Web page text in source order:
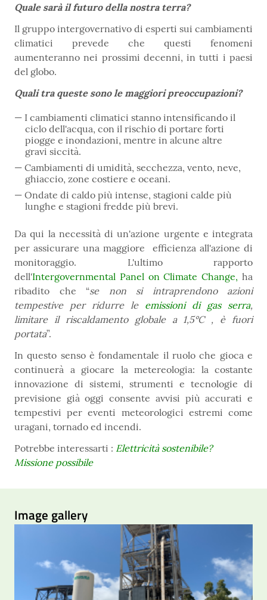
Quale sarà il futuro della nostra terra?
Il gruppo intergovernativo di esperti sui cambiamenti
climatici prevede che questi fenomeni
aumenteranno nei prossimi decenni, in tutti i paesi
del globo.
Quali tra queste sono le maggiori preoccupazioni?
I cambiamenti climatici stanno intensificando il
ciclo dell'acqua, con il rischio di portare forti
piogge e inondazioni, mentre in alcune altre
gravi siccità.
Cambiamenti di umidità, secchezza, vento, neve,
ghiaccio, zone costiere e oceani.
Ondate di caldo più intense, stagioni calde più
lunghe e stagioni fredde più brevi.
Da qui la necessità di un'azione urgente e integrata
per assicurare una maggiore efficienza all'azione di
monitoraggio. L'ultimo rapporto
dell'Intergovernmental Panel on Climate Change, ha
ribadito che “se non si intraprendono azioni
tempestive per ridurre le emissioni di gas serra,
limitare il riscaldamento globale a 1,5°C , è fuori
portata”.
In questo senso è fondamentale il ruolo che gioca e
continuerà a giocare la metereologia: la costante
innovazione di sistemi, strumenti e tecnologie di
previsione già oggi consente avvisi più accurati e
tempestivi per eventi meteorologici estremi come
uragani, tornado ed incendi.
Potrebbe interessarti : Elettricità sostenibile?
Missione possibile
Image gallery